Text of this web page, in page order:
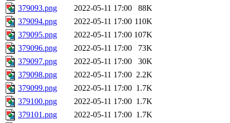
379093.png
2022-05-11 17:00
88K
379094.png
2022-05-11 17:00 110K
379095.png
2022-05-11 17:00 107K
379096.png
2022-05-11 17:00
73K
379097.png
2022-05-11 17:00
30K
379098.png
2022-05-11 17:00 2.2K
379099.png
2022-05-11 17:00 1.7K
379100.png
2022-05-11 17:00 1.7K
379101.png
2022-05-11 17:00 1.7K